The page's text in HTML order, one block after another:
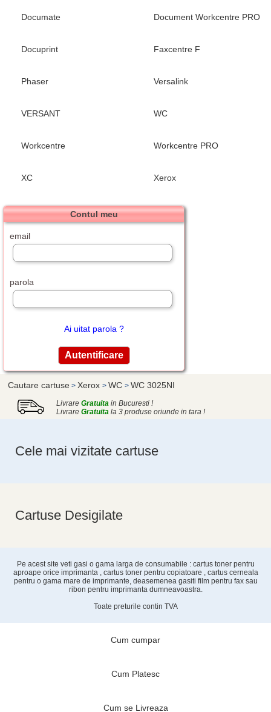
Documate Document Workcentre PRO
Docuprint Faxcentre F
Phaser Versalink
VERSANT WC
Workcentre Workcentre PRO
XC Xerox
Contul meu
email
parola
Ai uitat parola ?
Cautare cartuse > Xerox > WC > WC 3025NI
Livrare Gratuitain Bucuresti !
Livrare Gratuitala 3 produse oriunde in tara !
Cele mai vizitate cartuse
Cartuse Desigilate
Pe acest site veti gasi o gama larga de consumabile : cartus toner pentru
aproape orice imprimanta , cartus toner pentru copiatoare , cartus cerneala
pentru o gama mare de imprimante, deasemenea gasiti film pentru fax sau
ribon pentru imprimanta dumneavoastra.
Toate preturile contin TVA
Cum cumpar
Cum Platesc
Cum se Livreaza